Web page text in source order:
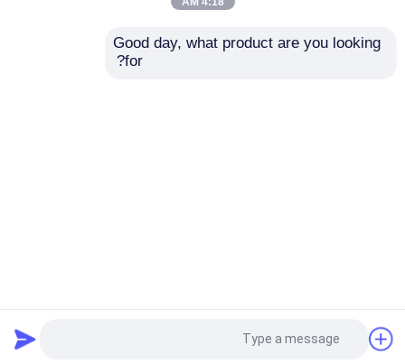
2026 Qingdao Global Sealing-tec co., Ltd. All
Good day, what product are you looking
for?